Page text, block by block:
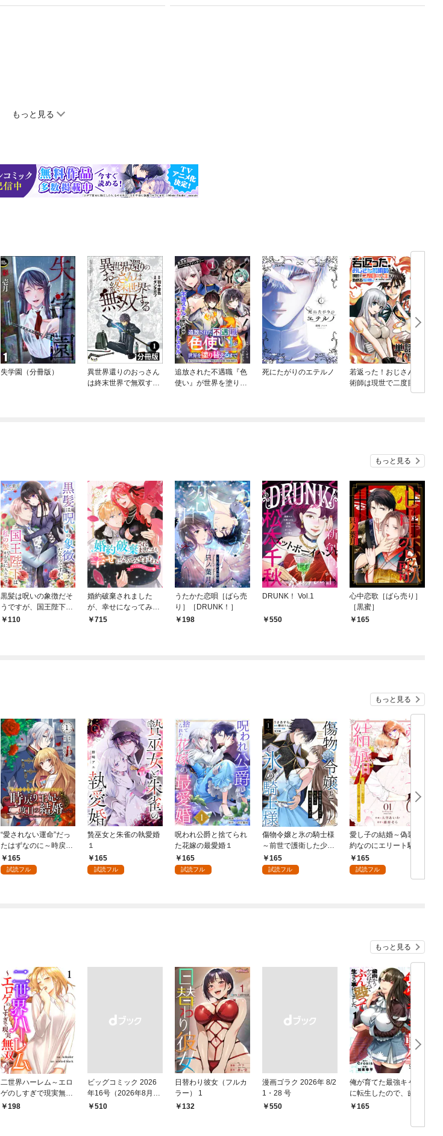
もっと見る
失学園（分冊版）
異世界還りのおっさん
は終末世界で無双する
追放された不遇職『色
使い』が世界を塗り替
死にたがりのエテルノ
若返った！おじさん魔
術師は現世で二度目の
人生を始める ～最強
もっと見る
黒髪は呪いの象徴だそ
うですが、国王陛下は
私の髪がお気に入りで
110
婚約破棄されました
が、幸せになってみせ
ますわ！アンソロジー
715
うたかた恋唄［ばら売
り］［DRUNK！］
198
DRUNK！ Vol.1
550
心中恋歌［ばら売り］
［黒蜜］
165
もっと見る
“愛されない運命”だっ
たはずなのに～時戻り
王妃の二度目の結婚～
１
165
試読フル
贄巫女と朱雀の執愛婚
１
165
試読フル
呪われ公爵と捨てられ
た花嫁の最愛婚１
165
試読フル
傷物令嬢と氷の騎士様
～前世で護衛した少年
に今世では溺愛されて
います～１
165
試読フル
愛し子の結婚～偽装契
約なのにエリート騎士
様が甘すぎる～１
165
試読フル
もっと見る
二世界ハーレム～エロ
ゲのしすぎで現実無双
～１198
ビッグコミック 2026
年16号（2026年8月7
日発売）
￥510
日替わり彼女（フルカ
ラー） 1
132
漫画ゴラク 2026年 8/2
1・28 号
￥550
俺が育てた最強キャラ
に転生したので、歯向
かうヤツはすべてぶん
165